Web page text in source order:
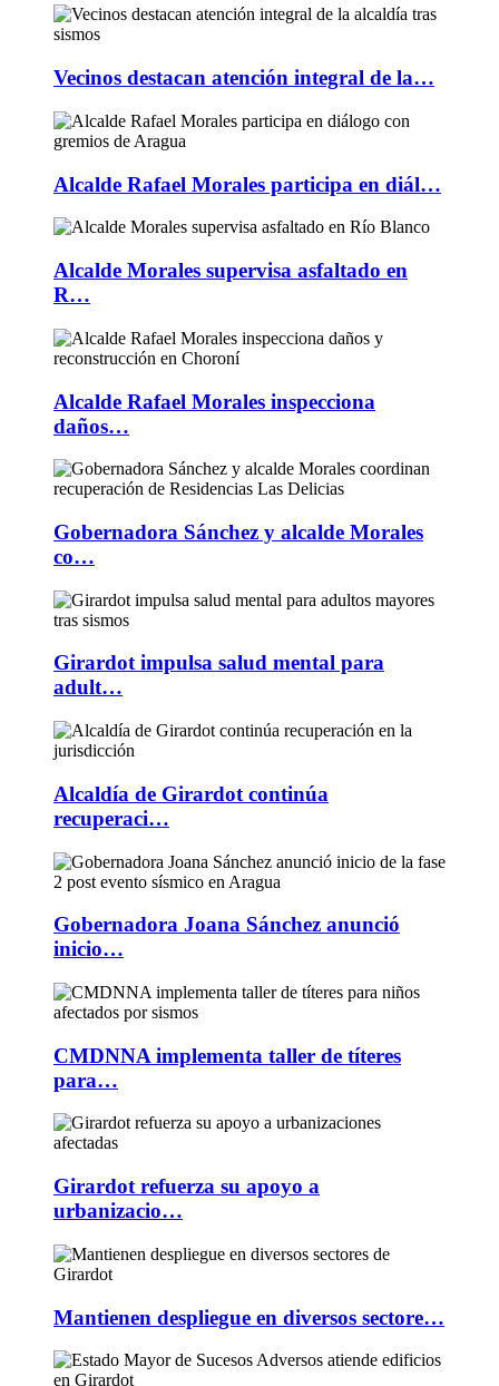
Vecinos destacan atención integral de la…
Alcalde Rafael Morales participa en diál…
Alcalde Morales supervisa asfaltado en
R…
Alcalde Rafael Morales inspecciona
daños…
Gobernadora Sánchez y alcalde Morales
co…
Girardot impulsa salud mental para
adult…
Alcaldía de Girardot continúa
recuperaci…
Gobernadora Joana Sánchez anunció
inicio…
CMDNNA implementa taller de títeres
para…
Girardot refuerza su apoyo a
urbanizacio…
Mantienen despliegue en diversos sectore…